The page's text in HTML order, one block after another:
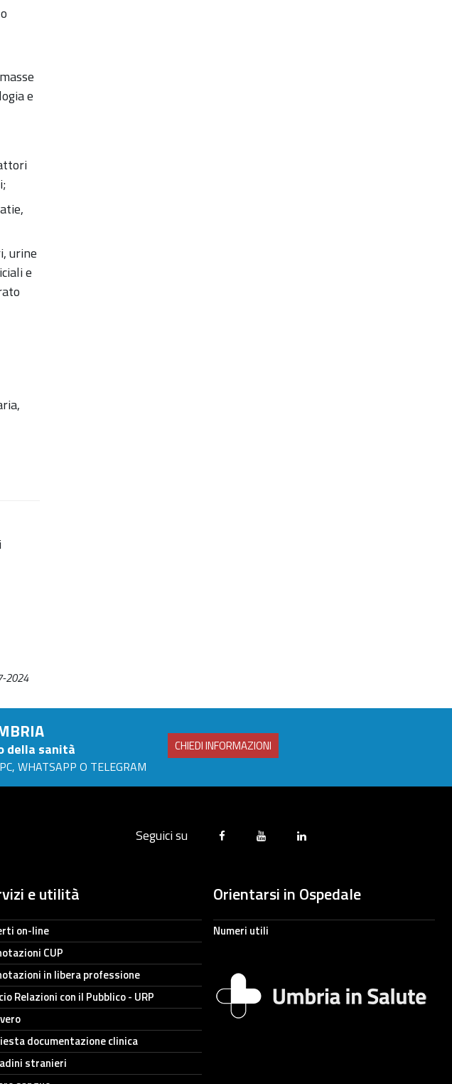
e
urine
e
2024
della sanità
WHATSAPP O TELEGRAM
CHIEDI INFORMAZIONI
Seguici su
e utilità
on-line
CUP
in libera professione
Relazioni con il Pubblico - URP
documentazione clinica
stranieri
Orientarsi in Ospedale
Numeri utili